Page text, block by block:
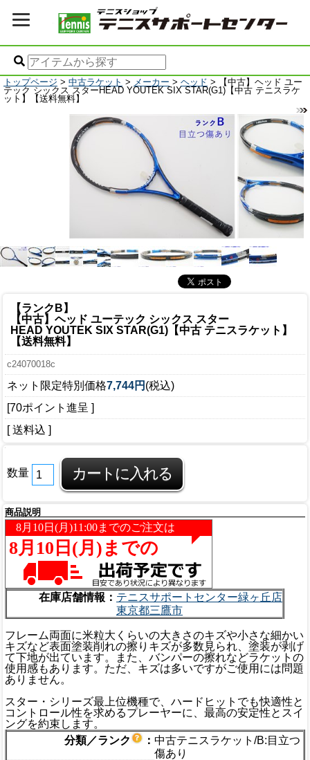
トップページ > 中古ラケット > メーカー > ヘッド > 【中古】ヘッド ユー
テック シックス スターHEAD YOUTEK SIX STAR(G1)【中古 テニスラケ
ット】【送料無料】
【ランクB】
【中古】ヘッド ユーテック シックス スター
HEAD YOUTEK SIX STAR(G1)【中古 テニスラケット】
【送料無料】
c24070018c
ネット限定特別価格7,744円 (税込)
[70ポイント進呈 ]
[ 送料込 ]
数量
商品説明
在庫店舗情報： テニスサポートセンター緑ヶ丘店
東京都三鷹市
フレーム両面に米粒大くらいの大きさのキズや小さな細かい
キズなど表面塗装削れの擦りキズが多数見られ、塗装が剥げ
て下地が出ています。また、バンパーの擦れなどラケットの
使用感もあります。ただ、キズは多いですがご使用には問題
ありません。
スター・シリーズ最上位機種で、ハードヒットでも快適性と
コントロール性を求めるプレーヤーに、最高の安定性とスイ
ングを約束します。
分類／ランク
： 中古テニスラケット/B:目立つ
傷あり